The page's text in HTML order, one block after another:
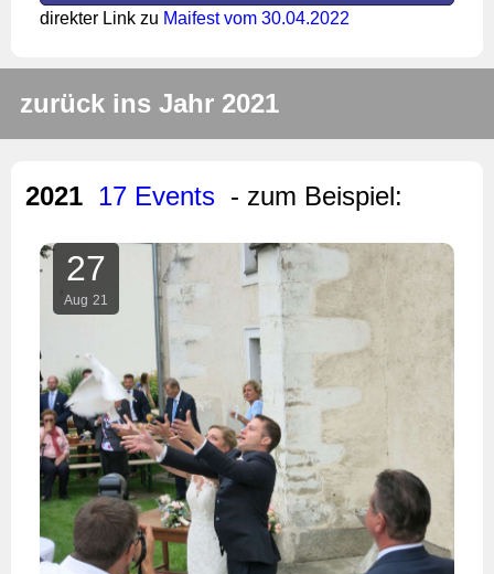
direkter Link zu Maifest vom 30.04.2022
zurück ins Jahr 2021
2021 17 Events - zum Beispiel:
27
Aug 21